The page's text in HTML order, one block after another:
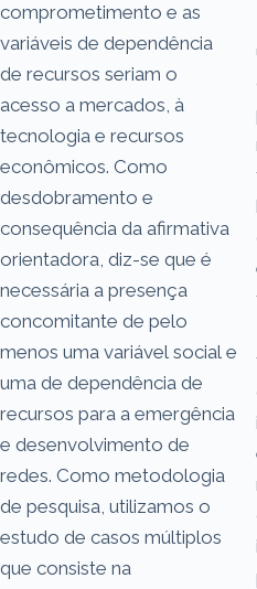
comprometimento e as
variáveis de dependência
de recursos seriam o
acesso a mercados, à
tecnologia e recursos
econômicos. Como
desdobramento e
consequência da afirmativa
orientadora, diz-se que é
necessária a presença
concomitante de pelo
menos uma variável social e
uma de dependência de
recursos para a emergência
e desenvolvimento de
redes. Como metodologia
de pesquisa, utilizamos o
estudo de casos múltiplos
que consiste na